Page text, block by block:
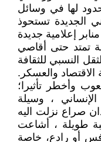
لها في وسائل
الجديدة تستحوذ
إعلامية جديدة
تمتد حتى أقاصي
النسبي للثقافة
والعسكر.
وأخطر تأثيرا؛
الإنساني ، وسيلة
صراع نزلت اليه
طويلة ، أشاعت
أو رادع، خاصة